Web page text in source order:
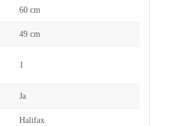
60 cm
49 cm
1
Ja
Halifax